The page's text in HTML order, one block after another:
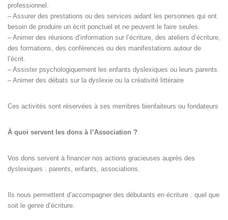
professionnel.
– Assurer des prestations ou des services aidant les personnes qui ont
besoin de produire un écrit ponctuel et ne peuvent le faire seules.
– Animer des réunions d’information sur l’écriture, des ateliers d’écriture,
des formations, des conférences ou des manifestations autour de
l’écrit.
– Assister psychologiquement les enfants dyslexiques ou leurs parents.
– Animer des débats sur la dyslexie ou la créativité littéraire
Ces activités sont réservées à ses membres bienfaiteurs ou fondateurs
À quoi servent les dons à l’Association ?
Vos dons servent à financer nos actions gracieuses auprès des
dyslexiques : parents, enfants, associations.
Ils nous permettent d’accompagner des débutants en écriture : quel que
soit le genre d’écriture.